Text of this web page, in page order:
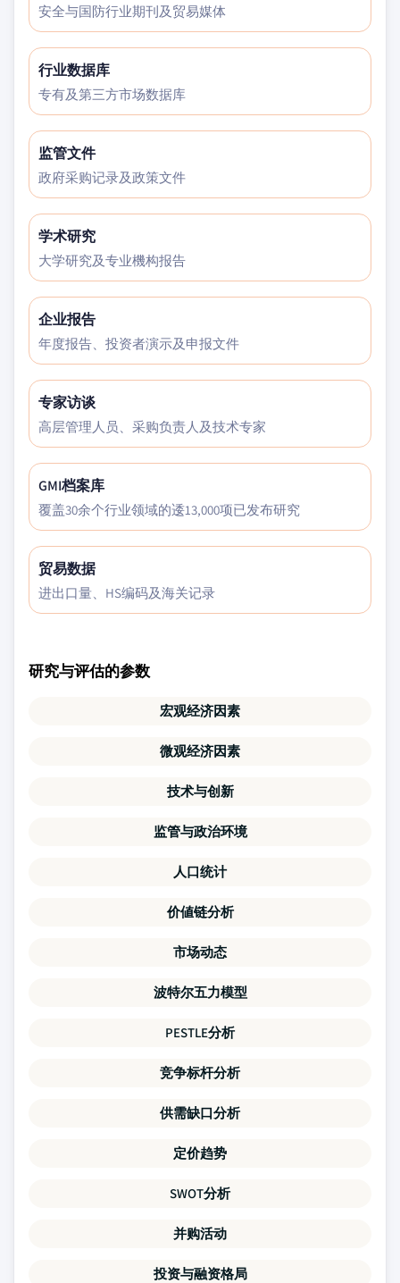
安全与国防行业期刊及贸易媒体
行业数据库
专有及第三方市场数据库
监管文件
政府采购记录及政策文件
学术研究
大学研究及专业機构报告
企业报告
年度报告、投资者演示及申报文件
专家访谈
高层管理人员、采购负责人及技术专家
GMI档案库
覆盖30余个行业领域的逶13,000项已发布研究
贸易数据
进出口量、HS编码及海关记录
研究与评估的参数
宏观经济因素
微观经济因素
技术与创新
监管与政治环境
人口统计
价値链分析
市场动态
波特尔五力模型
PESTLE分析
竞争标杆分析
供需缺口分析
定价趋势
SWOT分析
并购活动
投资与融资格局